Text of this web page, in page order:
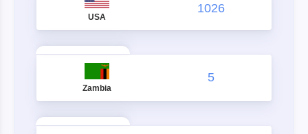
USA
1026
Zambia
5